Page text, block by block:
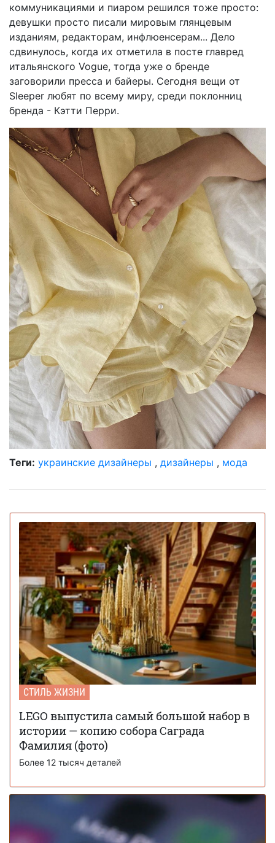
коммуникациями и пиаром решился тоже просто:
девушки просто писали мировым глянцевым
изданиям, редакторам, инфлюенсерам... Дело
сдвинулось, когда их отметила в посте главред
итальянского Vogue, тогда уже о бренде
заговорили пресса и байеры. Сегодня вещи от
Sleeper любят по всему миру, среди поклонниц
бренда - Кэтти Перри.
Теги: украинские дизайнеры , дизайнеры , мода
СТИЛЬ ЖИЗНИ
LEGO выпустила самый большой набор в
истории — копию собора Саграда
Фамилия (фото)
Более 12 тысяч деталей